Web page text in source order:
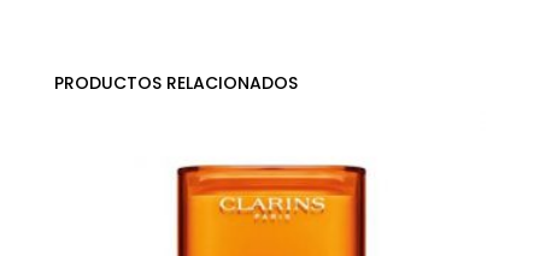
PRODUCTOS RELACIONADOS